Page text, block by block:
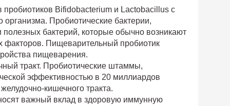
Bifidobacterium и Lactobacillus с
Пробиотические бактерии,
бактерий, которые обычно возникают
факторов. Пищеварительный пробиотик
пищеварения.
тракт. Пробиотические штаммы,
эффективностью в 20 миллиардов
кишечного тракта.
важный вклад в здоровую иммунную